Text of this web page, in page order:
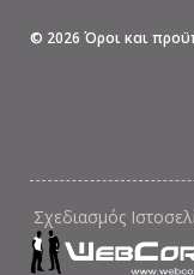
© 2026 Όροι και
Σχεδιασμός